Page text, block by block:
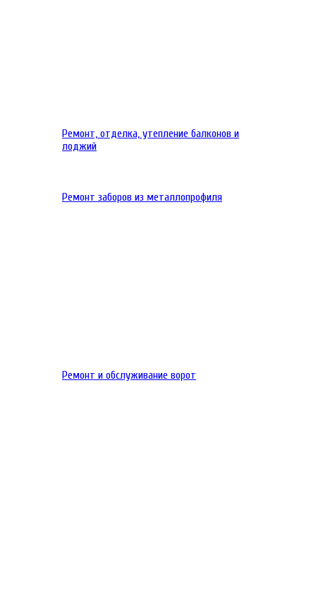
Ремонт, отделка, утепление балконов и
лоджий
Ремонт заборов из металлопрофиля
Ремонт и обслуживание ворот